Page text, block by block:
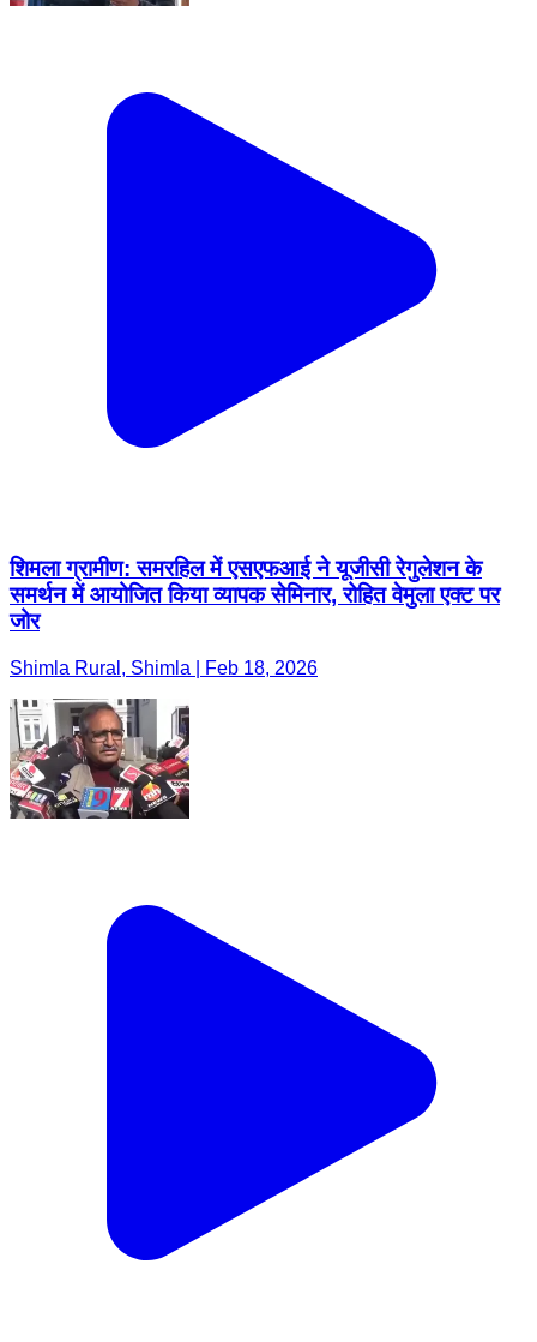
शिमला ग्रामीण: समरहिल में एसएफआई ने यूजीसी रेगुलेशन के
समर्थन में आयोजित किया व्यापक सेमिनार, रोहित वेमुला एक्ट पर
जोर
Shimla Rural, Shimla | Feb 18, 2026